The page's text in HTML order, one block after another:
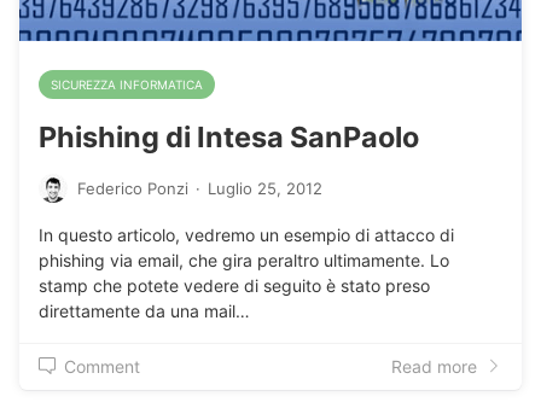
SICUREZZA INFORMATICA
Phishing di Intesa SanPaolo
Federico Ponzi · Luglio 25, 2012
In questo articolo, vedremo un esempio di attacco di
phishing via email, che gira peraltro ultimamente. Lo
stamp che potete vedere di seguito è stato preso
direttamente da una mail…
Comment Read more